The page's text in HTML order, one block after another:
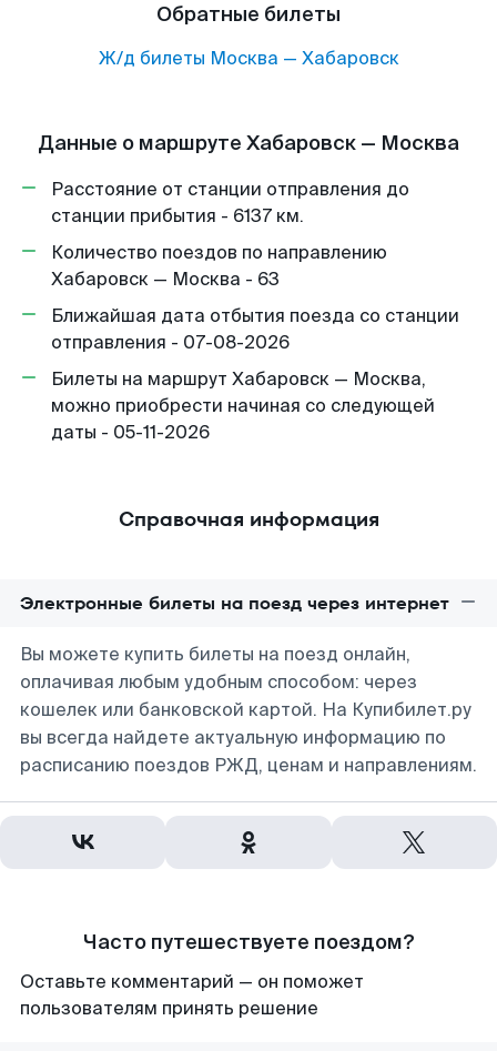
Обратные билеты
Ж/д билеты Москва — Хабаровск
Данные о маршруте Хабаровск — Москва
Расстояние от станции отправления до
станции прибытия - 6137 км.
Количество поездов по направлению
Хабаровск — Москва - 63
Ближайшая дата отбытия поезда со станции
отправления - 07-08-2026
Билеты на маршрут Хабаровск — Москва,
можно приобрести начиная со следующей
даты - 05-11-2026
Справочная информация
Электронные билеты на поезд через интернет
Вы можете купить билеты на поезд онлайн,
оплачивая любым удобным способом: через
кошелек или банковской картой. На Купибилет.ру
вы всегда найдете актуальную информацию по
расписанию поездов РЖД, ценам и направлениям.
Часто путешествуете поездом?
Оставьте комментарий — он поможет
пользователям принять решение